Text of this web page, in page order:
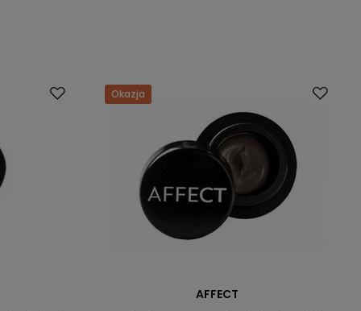
Okazja
AFFECT